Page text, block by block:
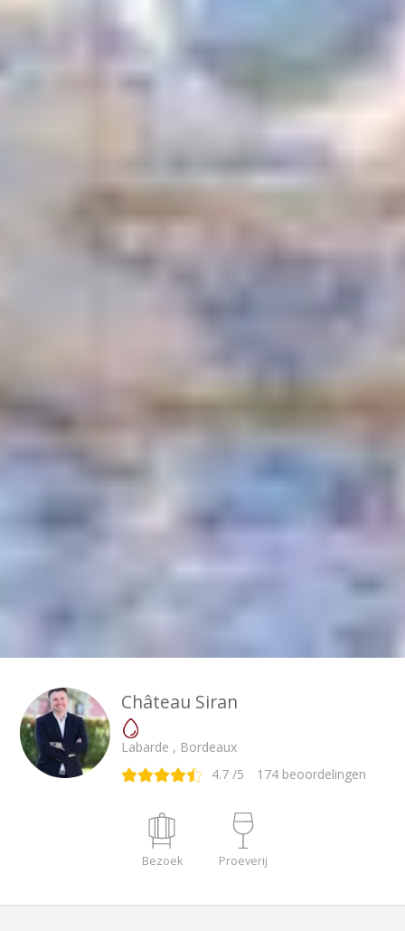
Château Siran
Labarde , Bordeaux
4.7 /5 174 beoordelingen
Bezoek Proeverij